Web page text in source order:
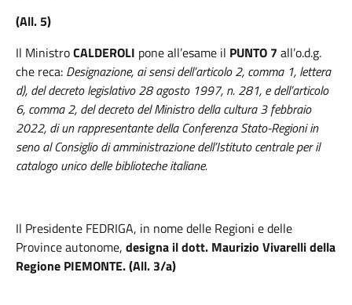
(All. 5)
Il MinistroCALDEROLI pone all’esame il PUNTO 7 all’o.d.g.
che reca: Designazione, ai sensi dell’articolo 2, comma 1, lettera
d), del decreto legislativo 28 agosto 1997, n. 281, e dell’articolo
6, comma 2, del decreto del Ministro della cultura 3 febbraio
2022, di un rappresentante della Conferenza Stato-Regioni in
seno al Consiglio di amministrazione dell’Istituto centrale per il
catalogo unico delle biblioteche italiane.
Il Presidente FEDRIGA, in nome delle Regioni e delle
Province autonome, designa il dott. Maurizio Vivarelli della
Regione PIEMONTE.(All. 3/a)